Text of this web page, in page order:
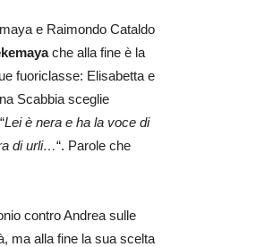
e Raimondo Cataldo
che alla fine è la
fuoriclasse: Elisabetta e
Scabbia sceglie
Lei è nera e ha la voce di
di urli…“. Parole che
contro Andrea sulle
ma alla fine la sua scelta